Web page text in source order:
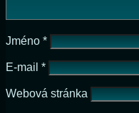
Jméno *
E-mail *
Webová stránka